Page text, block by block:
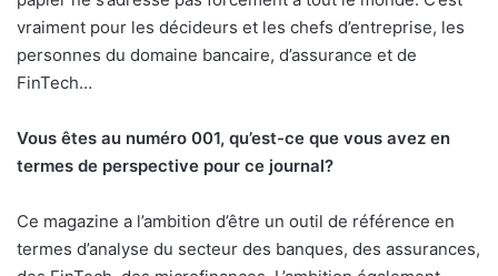
vraiment pour les décideurs et les chefs d’entreprise, les
personnes du domaine bancaire, d’assurance et de
FinTech…
Vous êtes au numéro 001, qu’est-ce que vous avez en
termes de perspective pour ce journal?
Ce magazine a l’ambition d’être un outil de référence en
termes d’analyse du secteur des banques, des assurances,